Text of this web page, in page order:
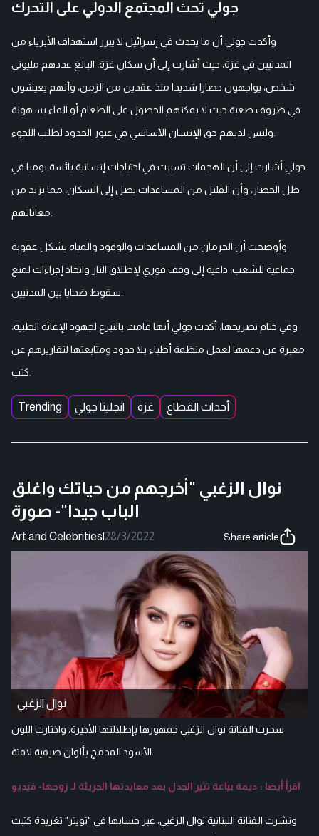
جولي تحث المجتمع الدولي على التحرك
وأكدت جولي أن ما يحدث في إسرائيل لا يبرر استهداف الأبرياء من
المدنيين في غزة، حيث أشارت إلى أن سكان غزة، البالغ عددهم مليوني
شخص، يواجهون حصارا شديدا منذ عقدين من الزمن، وأنهم يعيشون
في ظروف صعبة حيث لا يمكنهم الحصول على الطعام أو الماء بسهولة
جولي أشارت إلى أن الهجمات تسببت في احتياجات إنسانية يائسة يوميا في
ظل الحصار، وأن القليل من المساعدات يصل إلى السكان، مما يزيد من
وأوضحت أن الحرمان من المساعدات والوقود والمياه يشكل عقوبة
جماعية للشعب، داعية إلى وقف فوري لإطلاق النار واتخاذ إجراءات لمنع
وفي ختام تصريحها، أكدت جولي أنها قامت بالتبرع لجهود الإغاثة الطبية،
معبرة عن دعمها لعمل منظمة أطباء بلا حدود ومتابعتها لتقاريرهم عن
Trending انجلينا جولي غزة أحداث القطاع
نوال الزغبي "أخرجهم من حياتك واغلق
الباب جيدا"- صورة
Art and Celebrities|28/3/2022 Share article
نوال الزغبي
سحرت الفنانة نوال الزغبي جمهورها بإطلالتها الأخيرة، واختارت اللون
اقرأ أيضا : ديمة بياعة تثير الجدل بعد معايدتها الجريئة لـ زوجها- فيديو
ونشرت الفنانة اللبنانية نوال الزغبي، عبر حسابها في "تويتر" تغريدة كتبت